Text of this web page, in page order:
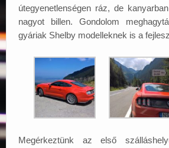
útegyenetlenségen ráz, de
nagyot billen. Gondolom
gyáriak Shelby modelleknek is a
Megérkeztünk az első